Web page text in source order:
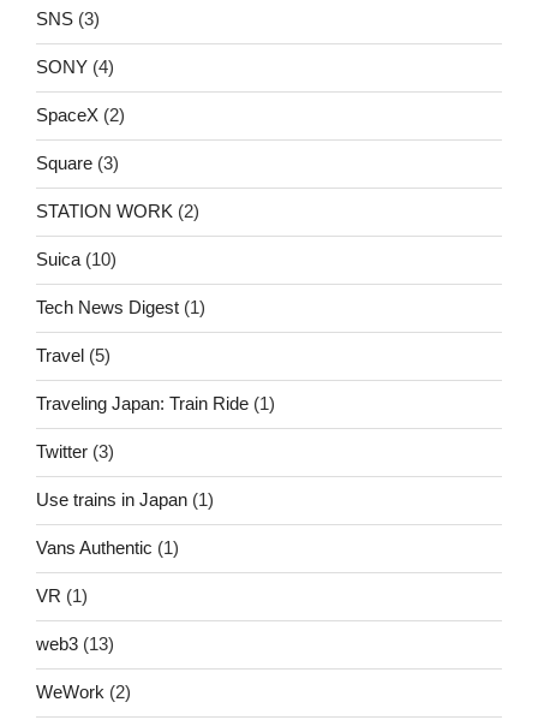
SNS (3)
SONY (4)
SpaceX (2)
Square (3)
STATION WORK (2)
Suica (10)
Tech News Digest (1)
Travel (5)
Traveling Japan: Train Ride (1)
Twitter (3)
Use trains in Japan (1)
Vans Authentic (1)
VR (1)
web3 (13)
WeWork (2)